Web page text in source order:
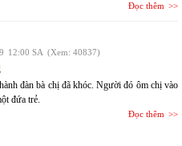
Đọc thêm
12:00 SA (Xem: 40837)
đàn bà chị đã khóc. Người đó ôm chị vào
đứa trẻ.
Đọc thêm